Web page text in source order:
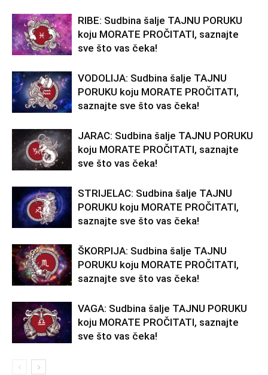
RIBE: Sudbina šalje TAJNU PORUKU
koju MORATE PROČITATI, saznajte
sve što vas čeka!
VODOLIJA: Sudbina šalje TAJNU
PORUKU koju MORATE PROČITATI,
saznajte sve što vas čeka!
JARAC: Sudbina šalje TAJNU PORUKU
koju MORATE PROČITATI, saznajte
sve što vas čeka!
STRIJELAC: Sudbina šalje TAJNU
PORUKU koju MORATE PROČITATI,
saznajte sve što vas čeka!
ŠKORPIJA: Sudbina šalje TAJNU
PORUKU koju MORATE PROČITATI,
saznajte sve što vas čeka!
VAGA: Sudbina šalje TAJNU PORUKU
koju MORATE PROČITATI, saznajte
sve što vas čeka!